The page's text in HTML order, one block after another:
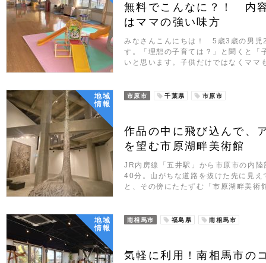
無料でこんなに？！ 内
はママの強い味方
みなさんこんにちは！ 5歳3歳の男
す。「理想の子育ては？」と聞くと「
いと思います。子供だけではなくマ
地域
情報
市原市 千葉県 市原市
作品の中に飛び込んで
を望む市原湖畔美術館
JR内房線「五井駅」から市原市の内
40分。山がちな道路を抜けた先に見
と、その傍にたたずむ「市原湖畔美
地域
情報
南相馬市 福島県 南相馬市
気軽に利用！南相馬市の